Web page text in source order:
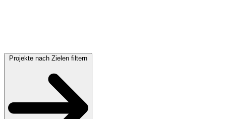
Projekte nach Zielen filtern